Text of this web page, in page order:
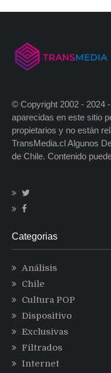
© Copyright 2002 - 2024
aparecidas en este sitio
propietarios y no están
TransMedia.cl Algunos
de Chile. Contenido
Categorias
Análisis
Chile
Cultura POP
Dispositivo
Exclusivas
Filtrados
Internet